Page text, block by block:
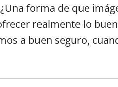
forma de que
realmente lo
a buen seguro,